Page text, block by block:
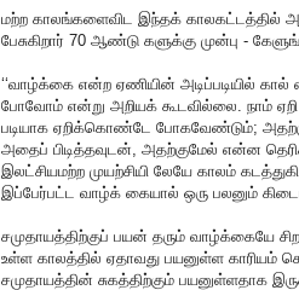
மற்ற காலங்களைவிட இந்தக் காலகட்டத்தில்
பேசுகிறார் 70 ஆண்டு களுக்கு முன்பு -
‘‘வாழ்க்கை என்ற ஏணியின் அடிப்படியில்
போவோம் என்று அறியக் கூடவில்லை. நாம்
படியாக ஏறிக்கொண்டே போகவேண்டும்;
அதைப் பிடித்தவுடன், அதற்குமேல் என்ன
இலட்சியமற்ற முயற்சியி லேயே காலம்
இப்பேர்பட்ட வாழ்க் கையால் ஒரு பலனும்
சமுதாயத்திற்குப் பயன் தரும் வாழ்க்கையே
உள்ள காலத்தில் ஏதாவது பயனுள்ள
சமுதாயத்தின் சுகத்திற்கும் பயனுள்ளதாக